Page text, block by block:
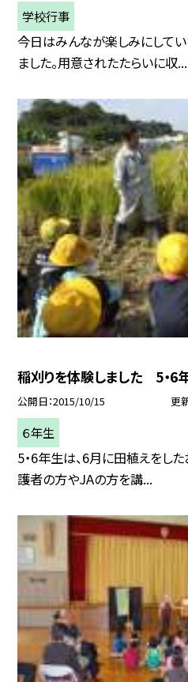
学校行事
今日はみんなが楽しみにして
ました。用意されたたらいに収...
稲刈りを体験しました 5・
公開日 2015/10/15 更
６年生
5・6年生は、6月に田植えをし
護者の方やJAの方を講...